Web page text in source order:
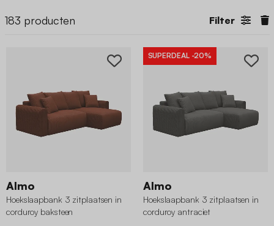
183 producten Filter
Almo
Hoekslaapbank 3 zitplaatsen in
corduroy baksteen
SUPERDEAL -20%
Almo
Hoekslaapbank 3 zitplaatsen in
corduroy antraciet